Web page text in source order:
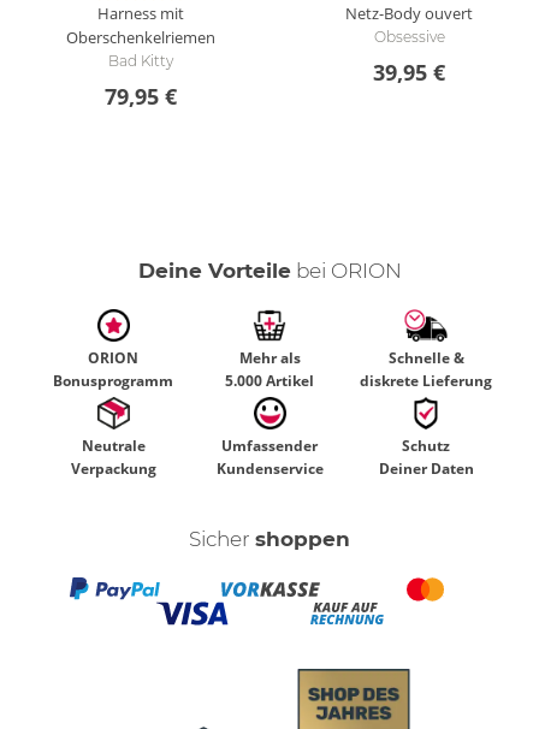
Harness mit
Oberschenkelriemen
Bad Kitty
79,95 €
Netz-Body ouvert
Obsessive
39,95 €
Deine Vorteilebei ORION
ORION
Bonusprogramm
Mehr als
5.000 Artikel
Schnelle &
diskrete Lieferung
Neutrale
Verpackung
Umfassender
Kundenservice
Schutz
Deiner Daten
Sicher shoppen